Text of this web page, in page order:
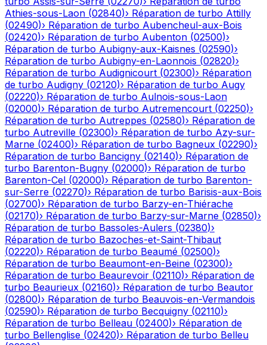
Athies-sous-Laon (02840)› Réparation de turbo Attilly
(02490)› Réparation de turbo Aubencheul-aux-Bois
(02420)› Réparation de turbo Aubenton (02500)›
Réparation de turbo Aubigny-aux-Kaisnes (02590)›
Réparation de turbo Aubigny-en-Laonnois (02820)›
Réparation de turbo Audignicourt (02300)› Réparation
de turbo Audigny (02120)› Réparation de turbo Augy
(02220)› Réparation de turbo Aulnois-sous-Laon
(02000)› Réparation de turbo Autremencourt (02250)›
Réparation de turbo Autreppes (02580)› Réparation de
turbo Autreville (02300)› Réparation de turbo Azy-sur-
Marne (02400)› Réparation de turbo Bagneux (02290)›
Réparation de turbo Bancigny (02140)› Réparation de
turbo Barenton-Bugny (02000)› Réparation de turbo
Barenton-Cel (02000)› Réparation de turbo Barenton-
sur-Serre (02270)› Réparation de turbo Barisis-aux-Bois
(02700)› Réparation de turbo Barzy-en-Thiérache
(02170)› Réparation de turbo Barzy-sur-Marne (02850)›
Réparation de turbo Bassoles-Aulers (02380)›
Réparation de turbo Bazoches-et-Saint-Thibaut
(02220)› Réparation de turbo Beaumé (02500)›
Réparation de turbo Beaumont-en-Beine (02300)›
Réparation de turbo Beaurevoir (02110)› Réparation de
turbo Beaurieux (02160)› Réparation de turbo Beautor
(02800)› Réparation de turbo Beauvois-en-Vermandois
(02590)› Réparation de turbo Becquigny (02110)›
Réparation de turbo Belleau (02400)› Réparation de
turbo Bellenglise (02420)› Réparation de turbo Belleu